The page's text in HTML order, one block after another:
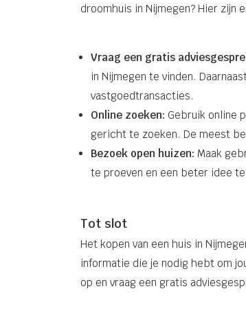
droomhuis in Nijmegen? Hier zijn
Vraag een gratis
in Nijmegen te vinden.
vastgoedtransacties.
Online zoeken: Gebruik online
gericht te zoeken. De meest
Bezoek open huizen: Maak
te proeven en een beter idee
Tot slot
Het kopen van een huis in
informatie die je nodig hebt om
op en vraag een gratis